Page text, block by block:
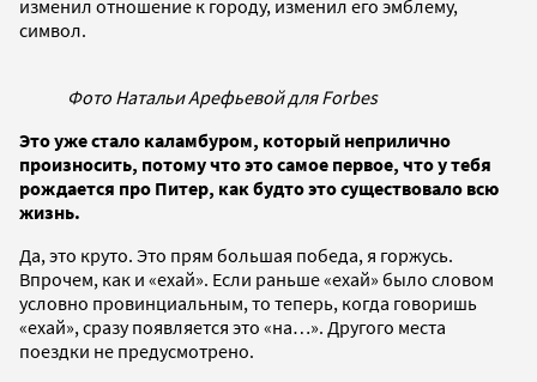
изменил отношение к городу, изменил его эмблему,
символ.
Фото Натальи Арефьевой для Forbes
Это уже стало каламбуром, который неприлично
произносить, потому что это самое первое, что у тебя
рождается про Питер, как будто это существовало всю
жизнь.
Да, это круто. Это прям большая победа, я горжусь.
Впрочем, как и «ехай». Если раньше «ехай» было словом
условно провинциальным, то теперь, когда говоришь
«ехай», сразу появляется это «на…». Другого места
поездки не предусмотрено.